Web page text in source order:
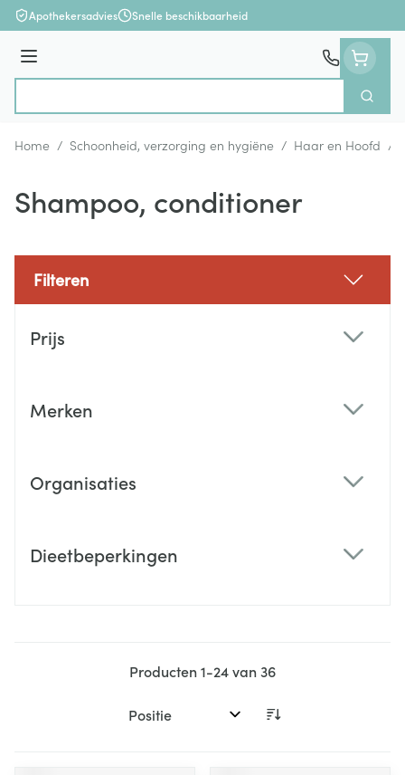
Ga naar de inhoud
Apothekersadvies Snelle beschikbaarheid
Menu
Zoek
Home / Schoonheid, verzorging en hygiëne / Haar en Hoofd /
Shampoo, conditioner
Filteren
Prijs
Merken
Organisaties
Dieetbeperkingen
Producten1-24van36
Sorteer op: